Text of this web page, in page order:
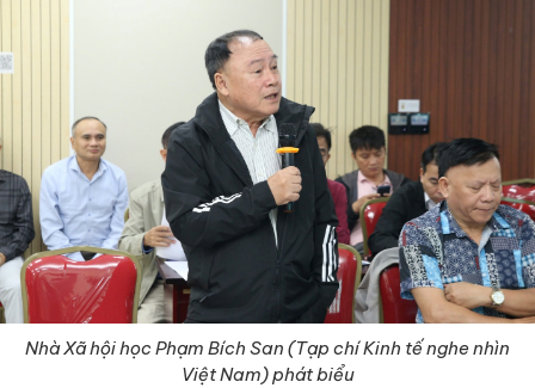
Nhà Xã hội học Phạm Bích San (Tạp chí Kinh tế nghe nhìn
Việt Nam) phát biểu